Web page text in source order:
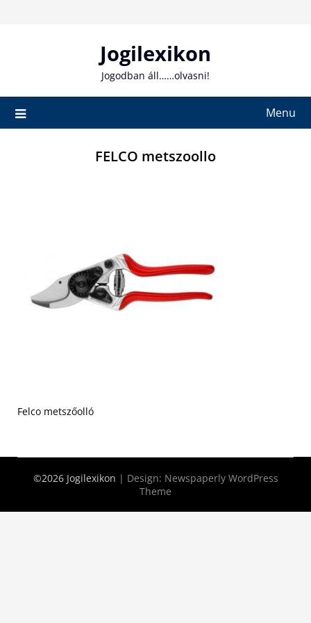
Jogilexikon
Jogodban áll……olvasni!
Menu
FELCO metszoollo
Felco metszőolló
©2026 Jogilexikon | Design: Newspaperly WordPress
Theme